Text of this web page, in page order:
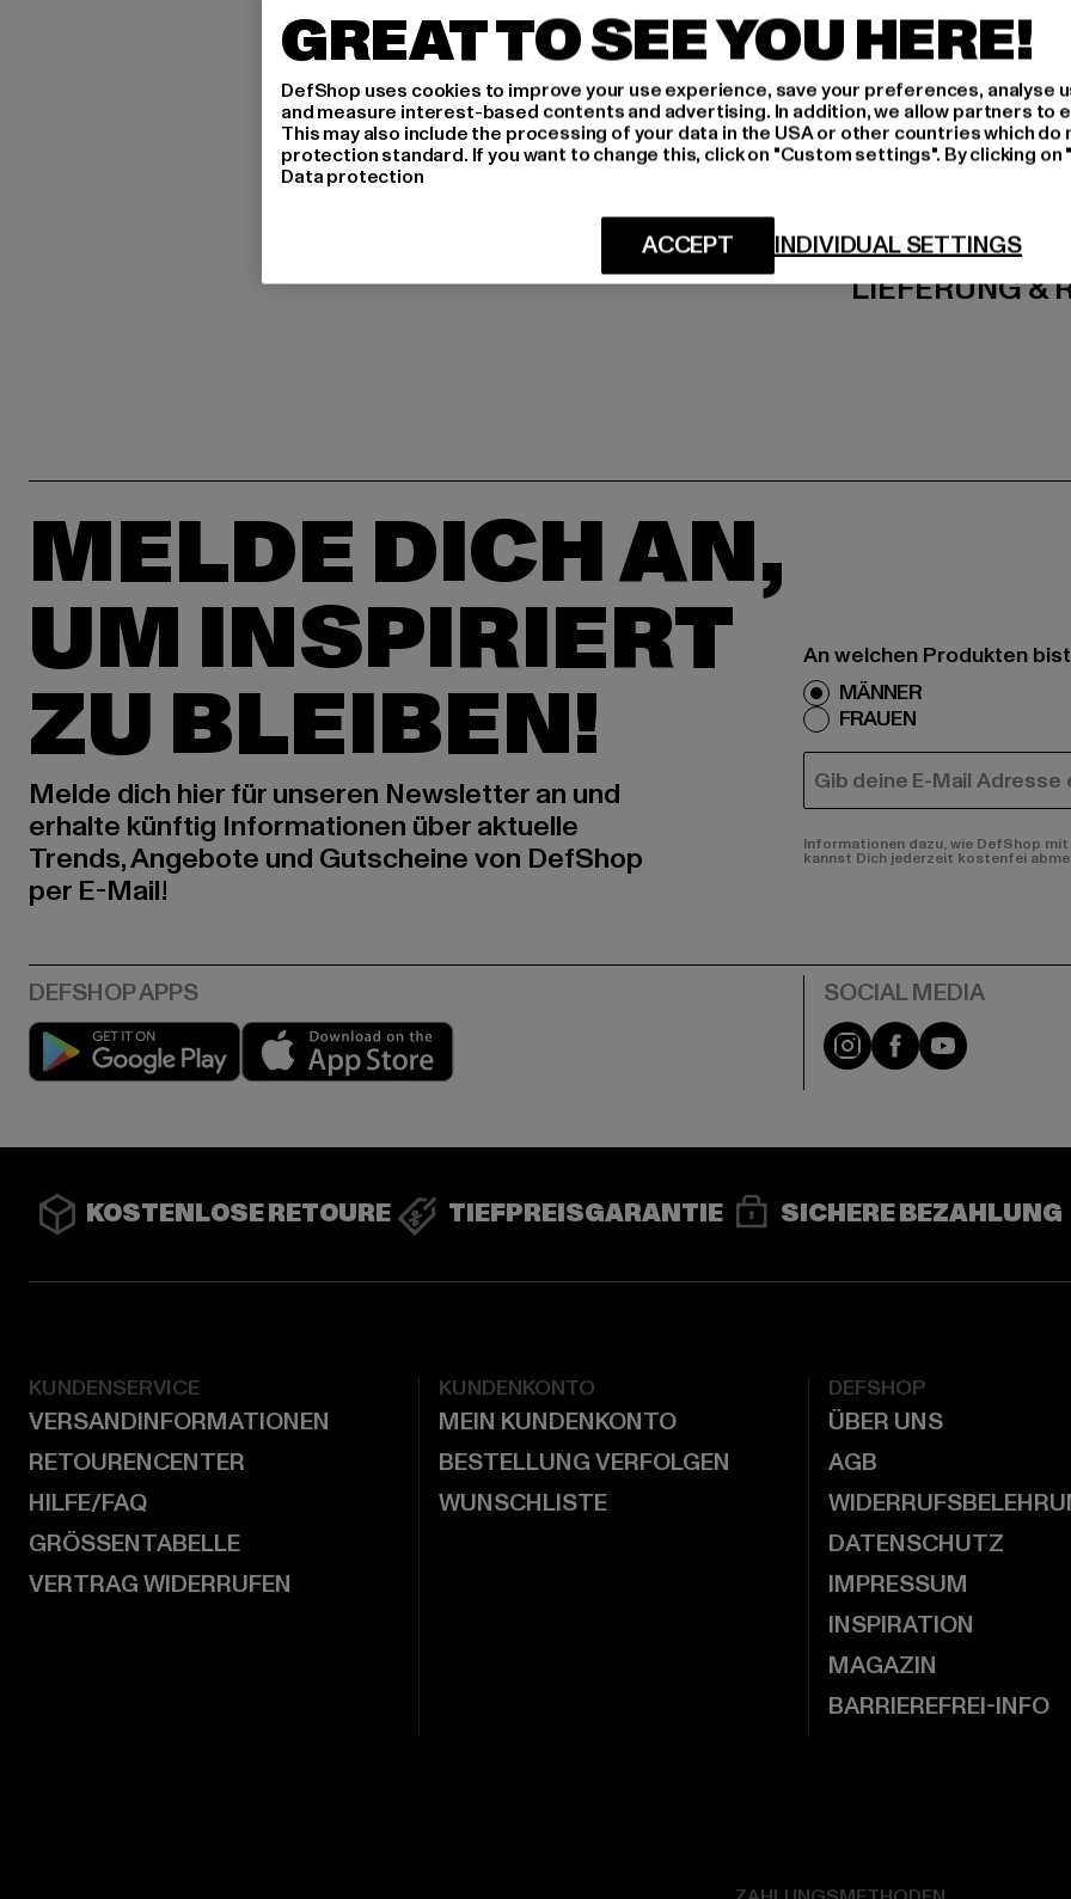
Hersteller: Umbro Ltd |
Umbro House 54 |
LIEFERUNG &
MELDE DICH AN,
UM INSPIRIERT
ZU BLEIBEN!
Melde dich hier für unseren Newsletter an und
erhalte künftig Informationen über aktuelle
Trends, Angebote und Gutscheine von DefShop
per E-Mail!
An welchen Produkten
MÄNNER
FRAUEN
E-MAIL
Informationen dazu, wie DefShop
kannst Dich jederzeit kostenfei
Play market Instagram
FacebookYouTube
KOSTENLOSE RETOURE TIEFPREISGARANTIE SICHERE BEZAHLUNG
KUNDENSERVICE
VERSANDINFORMATIONEN
RETOURENCENTER
HILFE/FAQ
GRÖSSENTABELLE
VERTRAG WIDERRUFEN
KUNDENKONTO
MEIN KUNDENKONTO
BESTELLUNG VERFOLGEN
WUNSCHLISTE
DEFSHOP
ÜBER UNS
AGB
DATENSCHUTZ
IMPRESSUM
INSPIRATION
MAGAZIN
BARRIEREFREI-INFO
GREAT TO SEE YOU HERE!
DefShop uses cookies to improve your use experience, save your preferences, analyse
and measure interest-based contents and advertising. In addition, we allow partners to
This may also include the processing of your data in the USA or other countries which do
protection standard. If you want to change this, click on "Custom settings". By clicking
Data protection
INDIVIDUAL SETTINGS
ACCEPT